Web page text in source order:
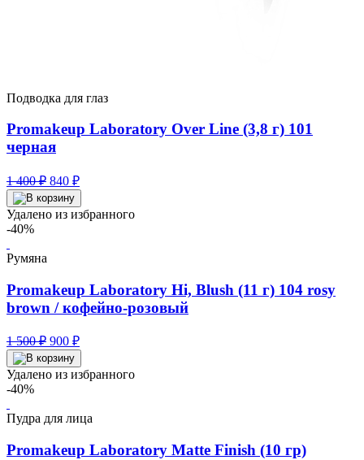
Подводка для глаз
Promakeup Laboratory Over Line (3,8 г) 101
черная
1 400₽ Первоначальная
цена
составляла
1
840 ₽Текущая
цена:
840 ₽.
Удалено из избранного
-40%
Румяна
Promakeup Laboratory Hi, Blush (11 г) 104 rosy
brown / кофейно-розовый
1 500₽ Первоначальная
цена
составляла
1
900 ₽Текущая
цена:
900 ₽.
Удалено из избранного
-40%
Пудра для лица
Promakeup Laboratory Matte Finish (10 гр)